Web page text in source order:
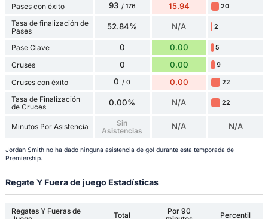
Pases con éxito 93 / 176 15.94 20
Tasa de finalización de
Pases
52.84% N/A 2
Pase Clave 0 0.00 5
Cruses 0 0.00 9
Cruses con éxito 0 / 0 0.00 22
Tasa de Finalización
de Cruces
0.00% N/A 22
Minutos Por Asistencia
Sin
Asistencias
N/A N/A
Jordan Smith no ha dado ninguna asistencia de gol durante esta temporada de
Premiership.
Regate Y Fuera de juego Estadísticas
Regates Y Fueras de
Total
Por 90
Percentil